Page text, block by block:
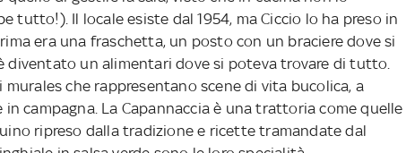
tutto!). Il locale esiste dal 1954, ma Ciccio lo ha preso in
era una fraschetta, un posto con un braciere dove si
diventato un alimentari dove si poteva trovare di tutto.
che rappresentano scene di vita bucolica, a
in campagna. La Capannaccia è una trattoria come quelle
ripreso dalla tradizione e ricette tramandate dal